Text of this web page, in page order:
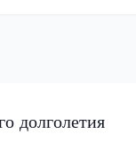
долголетия